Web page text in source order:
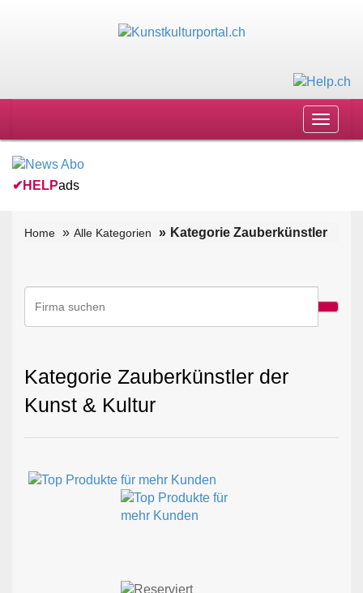
Toggle
✔ HELPads
Home Alle Kategorien Kategorie Zauberkünstler
Kategorie Zauberkünstler der
Kunst & Kultur